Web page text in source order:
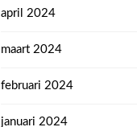
april 2024
maart 2024
februari 2024
januari 2024